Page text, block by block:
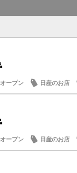
オープン 日産のお店
オープン 日産のお店